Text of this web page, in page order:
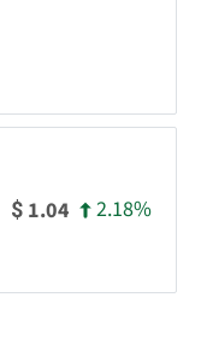
$ 1.04 2.18%